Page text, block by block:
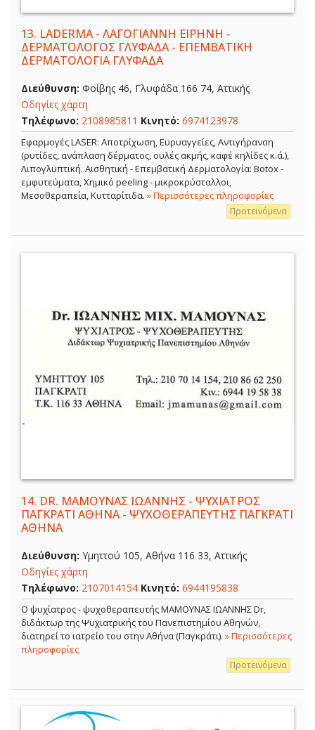
13. LADERMA - ΛΑΓΟΓΙΑΝΝΗ ΕΙΡΗΝΗ -
ΔΕΡΜΑΤΟΛΟΓΟΣ ΓΛΥΦΑΔΑ - ΕΠΕΜΒΑΤΙΚΗ
ΔΕΡΜΑΤΟΛΟΓΙΑ ΓΛΥΦΑΔΑ
Διεύθυνση: Φοίβης 46, Γλυφάδα 166 74, Αττικής
Οδηγίες χάρτη
Τηλέφωνο: 2108985811 Κινητό: 6974123978
Εφαρμογές LASER: Αποτρίχωση, Ευρυαγγείες, Αντιγήρανση
(ρυτίδες, ανάπλαση δέρματος, ουλές ακμής, καφέ κηλίδες κ.ά.),
Λιπογλυπτική. Αισθητική - Επεμβατική Δερματολογία: Botox -
εμφυτεύματα, Χημικό peeling - μικροκρύσταλλοι,
Μεσοθεραπεία, Κυτταρίτιδα. » Περισσότερες πληροφορίες
Προτεινόμενα
14. DR. ΜΑΜΟΥΝΑΣ ΙΩΑΝΝΗΣ - ΨΥΧΙΑΤΡΟΣ
ΠΑΓΚΡΑΤΙ ΑΘΗΝΑ - ΨΥΧΟΘΕΡΑΠΕΥΤΗΣ ΠΑΓΚΡΑΤΙ
ΑΘΗΝΑ
Διεύθυνση: Υμηττού 105, Αθήνα 116 33, Αττικής
Οδηγίες χάρτη
Τηλέφωνο: 2107014154 Κινητό: 6944195838
Ο ψυχίατρος - ψυχοθεραπευτής ΜΑΜΟΥΝΑΣ ΙΩΑΝΝΗΣ Dr,
διδάκτωρ της Ψυχιατρικής του Πανεπιστημίου Αθηνών,
διατηρεί το ιατρείο του στην Αθήνα (Παγκράτι). » Περισσότερες
πληροφορίες
Προτεινόμενα